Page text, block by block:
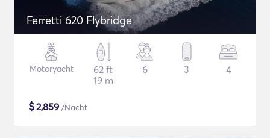
Ferretti 620 Flybridge
Motoryacht
62 ft
19 m
6 3 4
$2,859 /Nacht